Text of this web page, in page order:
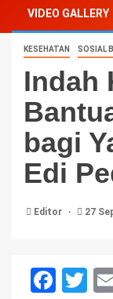
VIDEO GALLERY
KESEHATAN SOSIAL
Indah
bagi
Edi
Editor 27